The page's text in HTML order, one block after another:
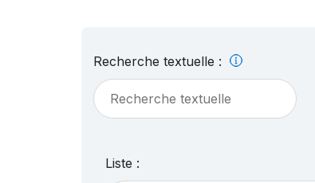
Recherche textuelle :
Liste :